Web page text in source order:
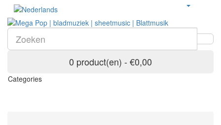
0 product(en) - €0,00
Categories